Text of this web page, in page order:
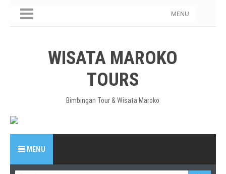
MENU
WISATA MAROKO
TOURS
Bimbingan Tour & Wisata Maroko
MENU